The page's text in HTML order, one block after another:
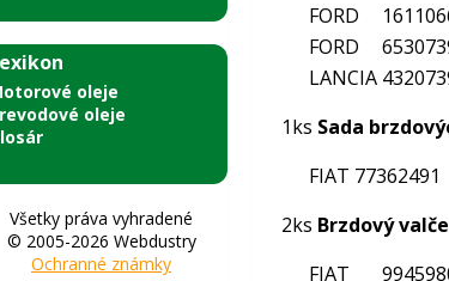
oleje
oleje
Všetky práva vyhradené
© 2005-2026 Webdustry
Ochranné známky
FORD
FORD
LANCIA
1ks Sada
FIAT 77362491
2ks Brzdový
FIAT